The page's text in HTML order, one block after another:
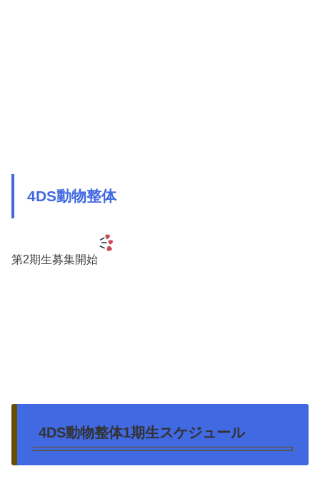
4DS動物整体
第2期生募集開始
4DS動物整体1期生スケジュール